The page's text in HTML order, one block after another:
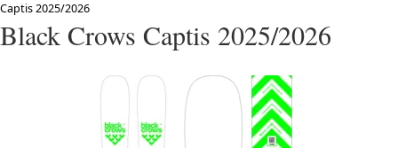
Captis 2025/2026
Black Crows Captis 2025/2026